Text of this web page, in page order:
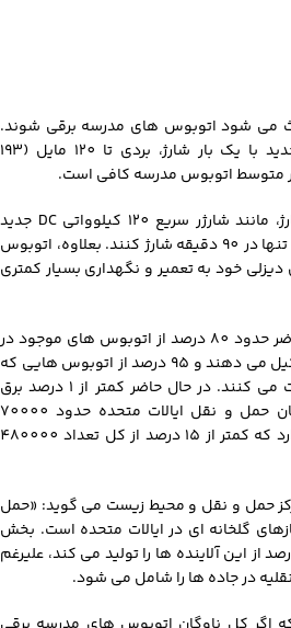
می شود اتوبوس های مدرسه برقی شوند.
اولاً، اکثر اتوبوس‌های برقی جدید با یک بار شارژ، بردی تا 120 مایل (193
متوسط ​​اتوبوس مدرسه کافی است.
دوم، برخی از سیستم های شارژ، مانند شارژر سریع 120 کیلوواتی DC جدید
Bluebird، می توانند اتوبوس را تنها در 90 دقیقه شارژ کنند. بعلاوه، اتوبوس
خود به تعمیر و نگهداری بسیار کمتری
اتوبوس های مدرسه در حال حاضر حدود 80 درصد از اتوبوس های موجود در
جاده ها در ایالات متحده را تشکیل می دهند و 95 درصد از اتوبوس هایی که
با سوخت دیزل پر آلاینده حرکت می کنند. در حال حاضر کمتر از 1 درصد برق
هستند. (به انضمام، کل ناوگان حمل و نقل ایالات متحده حدود 70000
اتوبوس حمل و نقل عمومی دارد که کمتر از 15 درصد از کل تعداد 480000
حمل و نقل و محیط زیست می گوید: «حمل
گلخانه ای در ایالات متحده است. بخش
​​و سنگین بیش از 25 درصد از این آلاینده ها را تولید می کند، علیرغم